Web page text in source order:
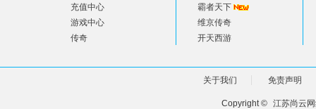
充值中心
游戏中心
传奇
霸者天下
维京传奇
开天西游
关于我们 免责声明
Copyright © 江苏尚云